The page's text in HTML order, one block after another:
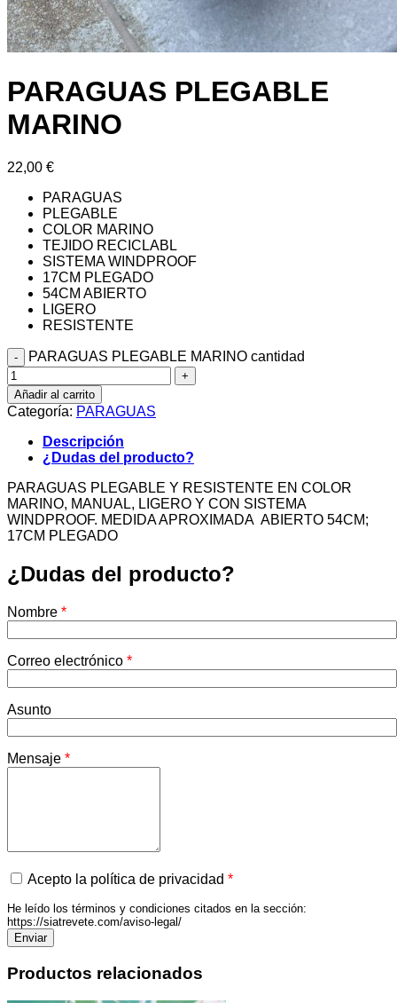
PARAGUAS PLEGABLE
MARINO
22,00 €
PARAGUAS
PLEGABLE
COLOR MARINO
TEJIDO RECICLABL
SISTEMA WINDPROOF
17CM PLEGADO
54CM ABIERTO
LIGERO
RESISTENTE
PARAGUAS PLEGABLE MARINO cantidad
Añadir al carrito
Categoría: PARAGUAS
Descripción
¿Dudas del producto?
PARAGUAS PLEGABLE Y RESISTENTE EN COLOR
MARINO, MANUAL, LIGERO Y CON SISTEMA
WINDPROOF. MEDIDA APROXIMADA ABIERTO 54CM;
17CM PLEGADO
¿Dudas del producto?
Nombre *
Correo electrónico *
Asunto
Mensaje *
Acepto la política de privacidad *
He leído los términos y condiciones citados en la sección:
https://siatrevete.com/aviso-legal/
Productos relacionados